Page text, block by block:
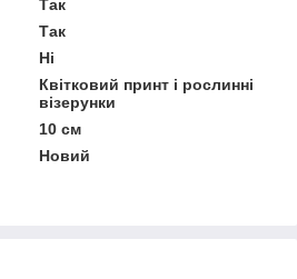
Так
Так
Ні
Квітковий принт і рослинні
візерунки
10 см
Новий